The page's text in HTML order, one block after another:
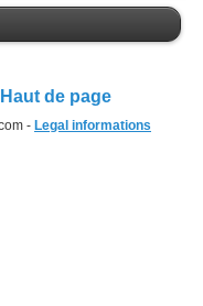
Haut de page
- Legal informations